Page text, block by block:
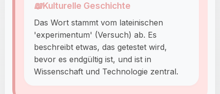
📖Kulturelle Geschichte
Das Wort stammt vom lateinischen
'experimentum' (Versuch) ab. Es
beschreibt etwas, das getestet wird,
bevor es endgültig ist, und ist in
Wissenschaft und Technologie zentral.